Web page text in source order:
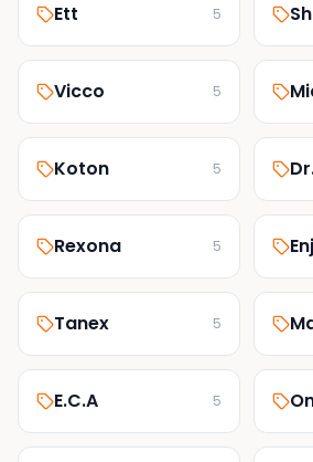
Ett 5
Vicco 5
Koton 5
Rexona 5
Tanex 5
E.C.A 5